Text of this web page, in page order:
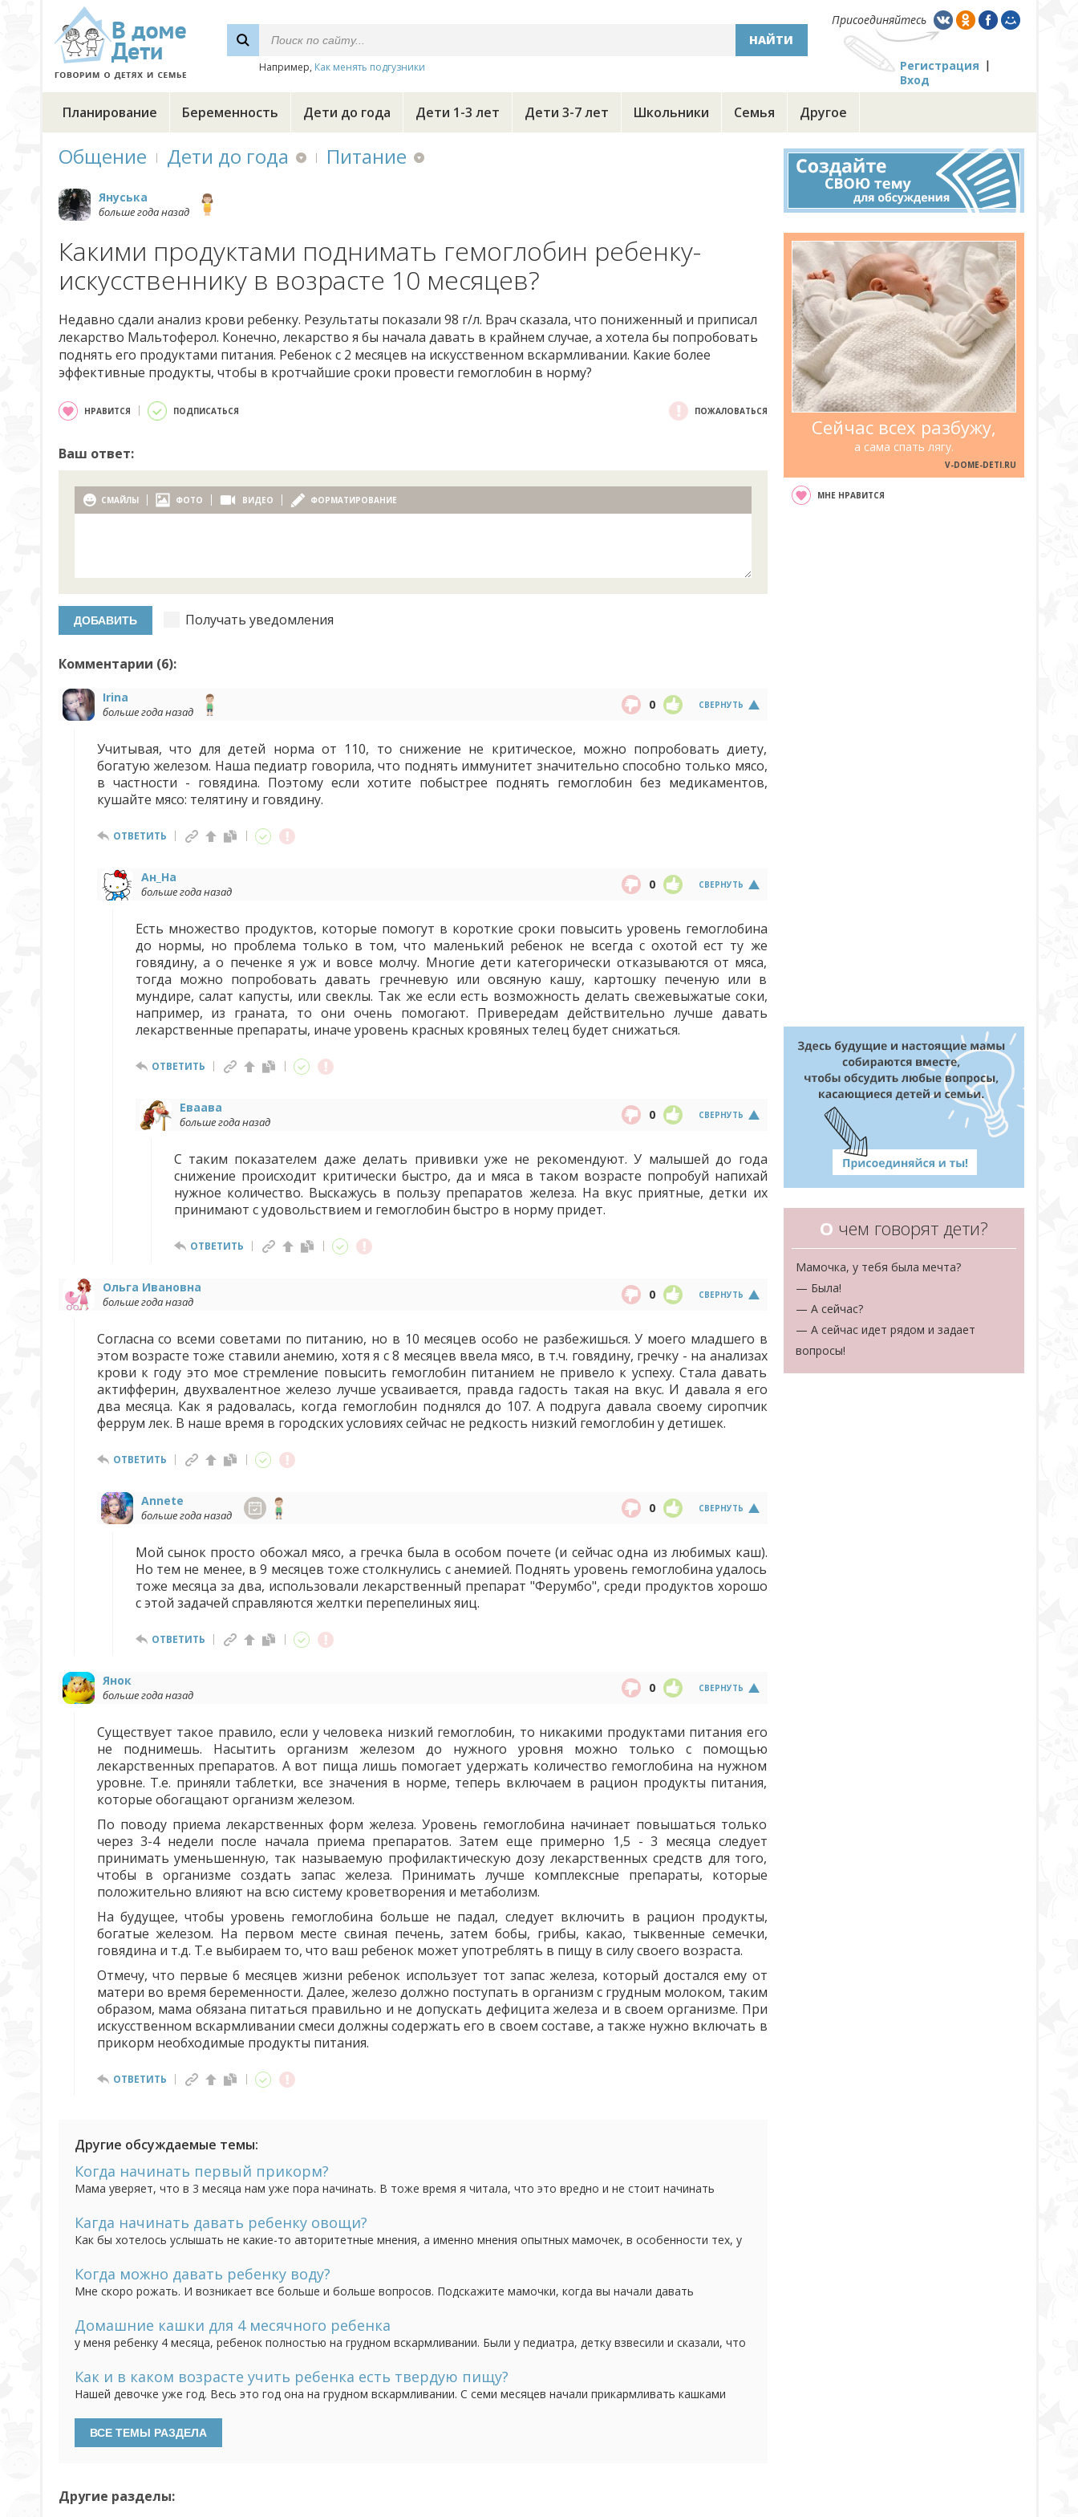
НАЙТИ
Например, Как менять подгузники
Присоединяйтесь
Регистрация
Вход
Планирование Беременность Дети до года Дети 1-3 лет Дети 3-7 лет Школьники Семья Другое
Общение Дети до года Питание
Януська
больше года назад
Какими продуктами поднимать гемоглобин ребенку-
искусственнику в возрасте 10 месяцев?
Недавно сдали анализ крови ребенку. Результаты показали 98 г/л. Врач сказала, что пониженный и приписал
лекарство Мальтоферол. Конечно, лекарство я бы начала давать в крайнем случае, а хотела бы попробовать
поднять его продуктами питания. Ребенок с 2 месяцев на искусственном вскармливании. Какие более
эффективные продукты, чтобы в кротчайшие сроки провести гемоглобин в норму?
НРАВИТСЯ ПОДПИСАТЬСЯ ПОЖАЛОВАТЬСЯ
Ваш ответ:
СМАЙЛЫ ФОТО ВИДЕО ФОРМАТИРОВАНИЕ
Получать уведомления
Комментарии (6):
Irina
больше года назад СВЕРНУТЬ
0
Учитывая, что для детей норма от 110, то снижение не критическое, можно попробовать диету,
богатую железом. Наша педиатр говорила, что поднять иммунитет значительно способно только мясо,
в частности - говядина. Поэтому если хотите побыстрее поднять гемоглобин без медикаментов,
кушайте мясо: телятину и говядину.
ОТВЕТИТЬ
Ан_На
больше года назад СВЕРНУТЬ
0
Есть множество продуктов, которые помогут в короткие сроки повысить уровень гемоглобина
до нормы, но проблема только в том, что маленький ребенок не всегда с охотой ест ту же
говядину, а о печенке я уж и вовсе молчу. Многие дети категорически отказываются от мяса,
тогда можно попробовать давать гречневую или овсяную кашу, картошку печеную или в
мундире, салат капусты, или свеклы. Так же если есть возможность делать свежевыжатые соки,
например, из граната, то они очень помогают. Привередам действительно лучше давать
лекарственные препараты, иначе уровень красных кровяных телец будет снижаться.
ОТВЕТИТЬ
Еваава
больше года назад СВЕРНУТЬ
0
С таким показателем даже делать прививки уже не рекомендуют. У малышей до года
снижение происходит критически быстро, да и мяса в таком возрасте попробуй напихай
нужное количество. Выскажусь в пользу препаратов железа. На вкус приятные, детки их
принимают с удовольствием и гемоглобин быстро в норму придет.
ОТВЕТИТЬ
Ольга Ивановна
больше года назад СВЕРНУТЬ
0
Согласна со всеми советами по питанию, но в 10 месяцев особо не разбежишься. У моего младшего в
этом возрасте тоже ставили анемию, хотя я с 8 месяцев ввела мясо, в т.ч. говядину, гречку - на анализах
крови к году это мое стремление повысить гемоглобин питанием не привело к успеху. Стала давать
актифферин, двухвалентное железо лучше усваивается, правда гадость такая на вкус. И давала я его
два месяца. Как я радовалась, когда гемоглобин поднялся до 107. А подруга давала своему сиропчик
феррум лек. В наше время в городских условиях сейчас не редкость низкий гемоглобин у детишек.
ОТВЕТИТЬ
Annete
больше года назад СВЕРНУТЬ
0
Мой сынок просто обожал мясо, а гречка была в особом почете (и сейчас одна из любимых каш).
Но тем не менее, в 9 месяцев тоже столкнулись с анемией. Поднять уровень гемоглобина удалось
тоже месяца за два, использовали лекарственный препарат "Ферумбо", среди продуктов хорошо
с этой задачей справляются желтки перепелиных яиц.
ОТВЕТИТЬ
Янок
больше года назад СВЕРНУТЬ
0
Существует такое правило, если у человека низкий гемоглобин, то никакими продуктами питания его
не поднимешь. Насытить организм железом до нужного уровня можно только с помощью
лекарственных препаратов. А вот пища лишь помогает удержать количество гемоглобина на нужном
уровне. Т.е. приняли таблетки, все значения в норме, теперь включаем в рацион продукты питания,
которые обогащают организм железом.
По поводу приема лекарственных форм железа. Уровень гемоглобина начинает повышаться только
через 3-4 недели после начала приема препаратов. Затем еще примерно 1,5 - 3 месяца следует
принимать уменьшенную, так называемую профилактическую дозу лекарственных средств для того,
чтобы в организме создать запас железа. Принимать лучше комплексные препараты, которые
положительно влияют на всю систему кроветворения и метаболизм.
На будущее, чтобы уровень гемоглобина больше не падал, следует включить в рацион продукты,
богатые железом. На первом месте свиная печень, затем бобы, грибы, какао, тыквенные семечки,
говядина и т.д. Т.е выбираем то, что ваш ребенок может употреблять в пищу в силу своего возраста.
Отмечу, что первые 6 месяцев жизни ребенок использует тот запас железа, который достался ему от
матери во время беременности. Далее, железо должно поступать в организм с грудным молоком, таким
образом, мама обязана питаться правильно и не допускать дефицита железа и в своем организме. При
искусственном вскармливании смеси должны содержать его в своем составе, а также нужно включать в
прикорм необходимые продукты питания.
ОТВЕТИТЬ
Другие обсуждаемые темы:
Когда начинать первый прикорм?
Мама уверяет, что в 3 месяца нам уже пора начинать. В тоже время я читала, что это вредно и не стоит начинать
Кагда начинать давать ребенку овощи?
Как бы хотелось услышать не какие-то авторитетные мнения, а именно мнения опытных мамочек, в особенности тех, у
рано, а моя мама вообще говорит, что не раньше 6 месяцев можно давать. А вот подружка...
Когда можно давать ребенку воду?
Мне скоро рожать. И возникает все больше и больше вопросов. Подскажите мамочки, когда вы начали давать
кажется, что молоко сладкое, а вода, как ни как, нужна всем. Расскажите на опыте, у кого как? Спасибо...
Домашние кашки для 4 месячного ребенка
у меня ребенку 4 месяца, ребенок полностью на грудном вскармливании. Были у педиатра, детку взвесили и сказали, что
кашки на магазином молоке с маслом и солью, но без сахара и поить по 140 мл в день.
Как и в каком возрасте учить ребенка есть твердую пищу?
Нашей девочке уже год. Весь это год она на грудном вскармливании. С семи месяцев начали прикармливать кашками
твердый прикорм. Пробовали давать еду, размельченную вилкой, ребенок давиться, есть...
Другие разделы:
Сейчас всех разбужу,
а сама спать лягу.
V-DOME-DETI.RU
МНЕ НРАВИТСЯ
О чем говорят дети?
Мамочка, у тебя была мечта?
— Была!
— А сейчас?
— А сейчас идет рядом и задает
вопросы!